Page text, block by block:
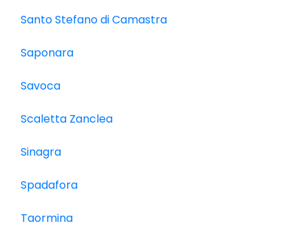
Santo Stefano di Camastra
Saponara
Savoca
Scaletta Zanclea
Sinagra
Spadafora
Taormina